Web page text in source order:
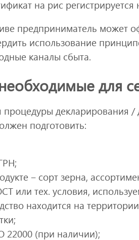
на рис регистрируется
предприниматель может
использование
каналы сбыта.
для
декларирования
подготовить:
‒ сорт зерна,
или тех. условия,
находится на
22000 (при наличии);